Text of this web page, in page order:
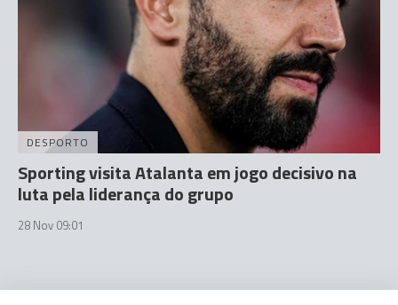
DESPORTO
Sporting visita Atalanta em jogo decisivo na
luta pela liderança do grupo
28 Nov 09:01